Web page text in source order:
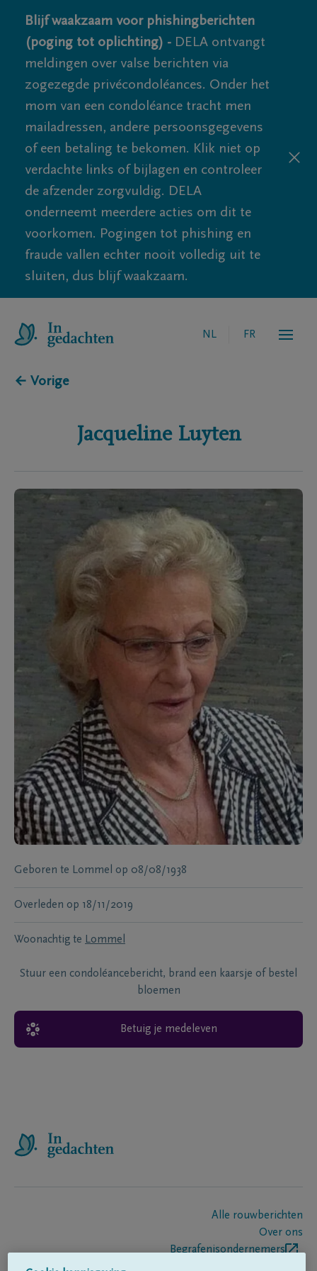
Blijf waakzaam voor phishingberichten
(poging tot oplichting) - DELA ontvangt
meldingen over valse berichten via
zogezegde privécondoléances. Onder het
mom van een condoléance tracht men
mailadressen, andere persoonsgegevens
of een betaling te bekomen. Klik niet op
verdachte links of bijlagen en controleer
de afzender zorgvuldig. DELA
onderneemt meerdere acties om dit te
voorkomen. Pogingen tot phishing en
fraude vallen echter nooit volledig uit te
sluiten, dus blijf waakzaam.
NL FR
← Vorige
Jacqueline Luyten
Geboren te Lommel op 08/08/1938
Overleden op 18/11/2019
Woonachtig te Lommel
Stuur een condoléancebericht, brand een kaarsje of bestel
bloemen
Betuig je medeleven
Alle rouwberichten
Over ons
Begrafenisondernemers